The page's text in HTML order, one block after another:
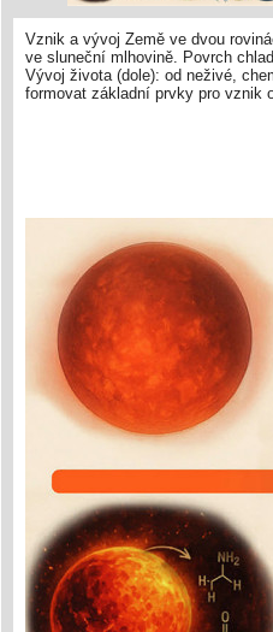
Vznik a vývoj Země ve dvou
ve sluneční mlhovině. Povrch
Vývoj života (dole): od neživé,
formovat základní prvky pro vznik